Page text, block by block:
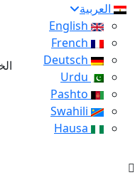
العربية